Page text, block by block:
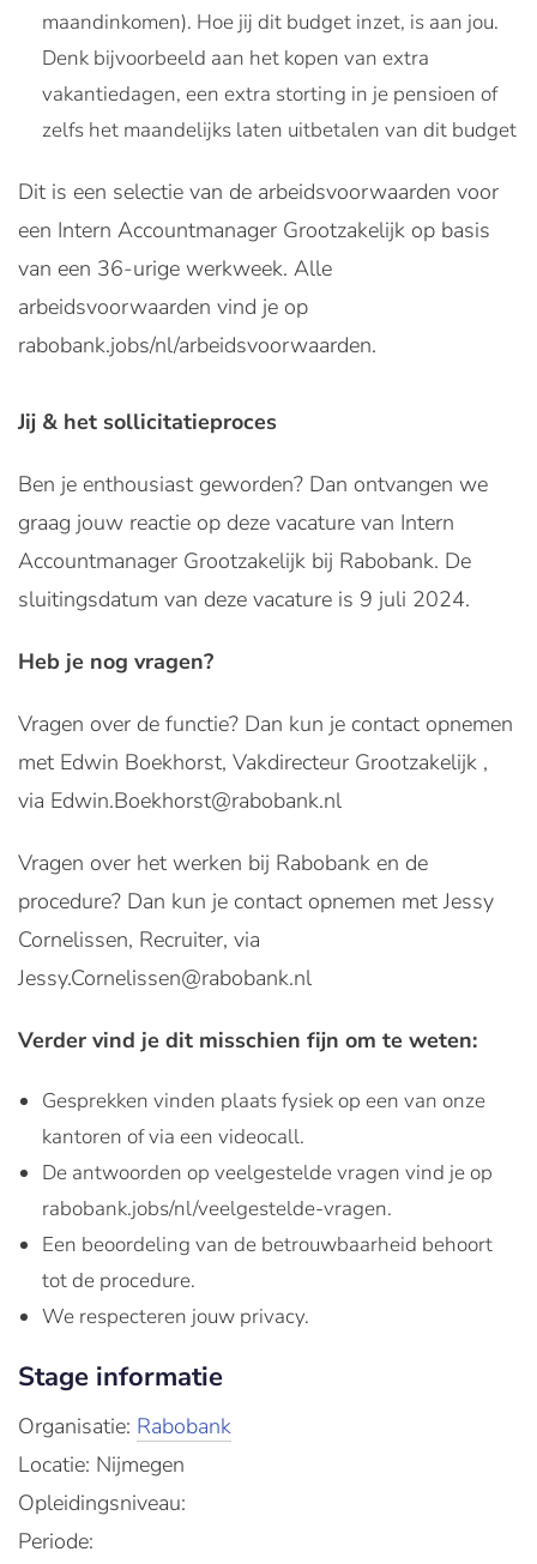
maandinkomen). Hoe jij dit budget inzet, is aan jou.
Denk bijvoorbeeld aan het kopen van extra
vakantiedagen, een extra storting in je pensioen of
zelfs het maandelijks laten uitbetalen van dit budget
Dit is een selectie van de arbeidsvoorwaarden voor
een Intern Accountmanager Grootzakelijk op basis
van een 36-urige werkweek. Alle
arbeidsvoorwaarden vind je op
rabobank.jobs/nl/arbeidsvoorwaarden.
Jij & het sollicitatieproces
Ben je enthousiast geworden? Dan ontvangen we
graag jouw reactie op deze vacature van Intern
Accountmanager Grootzakelijk bij Rabobank. De
sluitingsdatum van deze vacature is 9 juli 2024.
Heb je nog vragen?
Vragen over de functie? Dan kun je contact opnemen
met Edwin Boekhorst, Vakdirecteur Grootzakelijk ,
via Edwin.Boekhorst@rabobank.nl
Vragen over het werken bij Rabobank en de
procedure? Dan kun je contact opnemen met Jessy
Cornelissen, Recruiter, via
Jessy.Cornelissen@rabobank.nl
Verder vind je dit misschien fijn om te weten:
Gesprekken vinden plaats fysiek op een van onze
kantoren of via een videocall.
De antwoorden op veelgestelde vragen vind je op
rabobank.jobs/nl/veelgestelde-vragen.
Een beoordeling van de betrouwbaarheid behoort
tot de procedure.
We respecteren jouw privacy.
Stage informatie
Organisatie: Rabobank
Locatie: Nijmegen
Opleidingsniveau:
Periode: